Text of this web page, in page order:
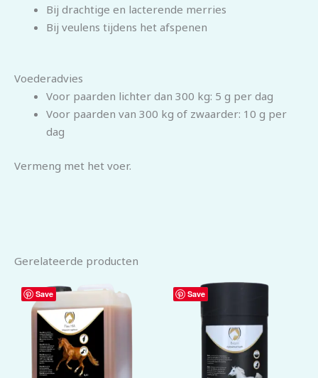
Bij drachtige en lacterende merries
Bij veulens tijdens het afspenen
Voederadvies
Voor paarden lichter dan 300 kg: 5 g per dag
Voor paarden van 300 kg of zwaarder: 10 g per
dag
Vermeng met het voer.
Gerelateerde producten
Save Save